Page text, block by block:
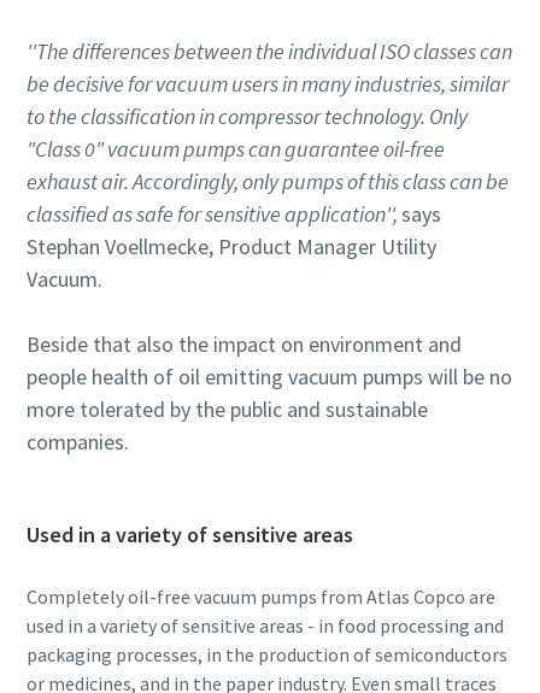
''The differences between the individual ISO classes can
be decisive for vacuum users in many industries, similar
to the classification in compressor technology. Only
"Class 0" vacuum pumps can guarantee oil-free
exhaust air. Accordingly, only pumps of this class can be
classified as safe for sensitive application'',says
Stephan Voellmecke, Product Manager Utility
Vacuum.
Beside that also the impact on environment and
people health of oil emitting vacuum pumps will be no
more tolerated by the public and sustainable
companies.
Used in a variety of sensitive areas
Completely oil-free vacuum pumps from Atlas Copco are
used in a variety of sensitive areas - in food processing and
packaging processes, in the production of semiconductors
or medicines, and in the paper industry. Even small traces